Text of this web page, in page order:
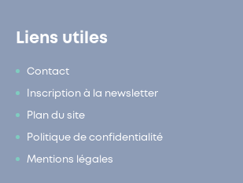
Liens utiles
Contact
Inscription à la newsletter
Plan du site
Politique de confidentialité
Mentions légales